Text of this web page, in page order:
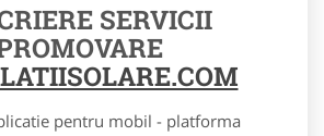
SERVICII
pentru mobil - platforma